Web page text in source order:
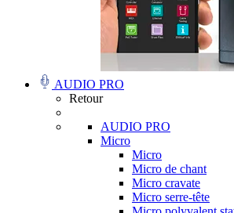
AUDIO PRO
Retour
AUDIO PRO
Micro
Micro
Micro de chant
Micro cravate
Micro serre-tête